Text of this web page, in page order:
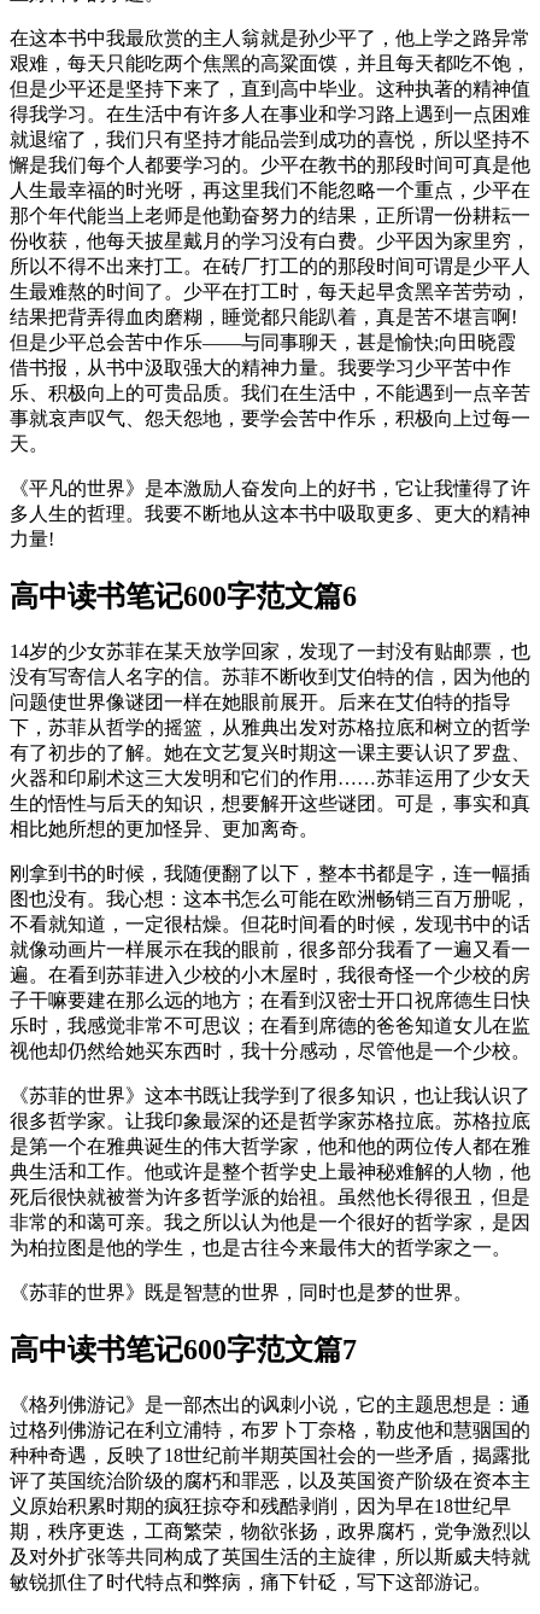
在这本书中我最欣赏的主人翁就是孙少平了，他上学之路异常
艰难，每天只能吃两个焦黑的高粱面馍，并且每天都吃不饱，
但是少平还是坚持下来了，直到高中毕业。这种执著的精神值
得我学习。在生活中有许多人在事业和学习路上遇到一点困难
就退缩了，我们只有坚持才能品尝到成功的喜悦，所以坚持不
懈是我们每个人都要学习的。少平在教书的那段时间可真是他
人生最幸福的时光呀，再这里我们不能忽略一个重点，少平在
那个年代能当上老师是他勤奋努力的结果，正所谓一份耕耘一
份收获，他每天披星戴月的学习没有白费。少平因为家里穷，
所以不得不出来打工。在砖厂打工的的那段时间可谓是少平人
生最难熬的时间了。少平在打工时，每天起早贪黑辛苦劳动，
结果把背弄得血肉磨糊，睡觉都只能趴着，真是苦不堪言啊!
但是少平总会苦中作乐——与同事聊天，甚是愉快;向田晓霞
借书报，从书中汲取强大的精神力量。我要学习少平苦中作
乐、积极向上的可贵品质。我们在生活中，不能遇到一点辛苦
事就哀声叹气、怨天怨地，要学会苦中作乐，积极向上过每一
天。
《平凡的世界》是本激励人奋发向上的好书，它让我懂得了许
多人生的哲理。我要不断地从这本书中吸取更多、更大的精神
力量!
高中读书笔记600字范文篇6
14岁的少女苏菲在某天放学回家，发现了一封没有贴邮票，也
没有写寄信人名字的信。苏菲不断收到艾伯特的信，因为他的
问题使世界像谜团一样在她眼前展开。后来在艾伯特的指导
下，苏菲从哲学的摇篮，从雅典出发对苏格拉底和树立的哲学
有了初步的了解。她在文艺复兴时期这一课主要认识了罗盘、
火器和印刷术这三大发明和它们的作用……苏菲运用了少女天
生的悟性与后天的知识，想要解开这些谜团。可是，事实和真
相比她所想的更加怪异、更加离奇。
刚拿到书的时候，我随便翻了以下，整本书都是字，连一幅插
图也没有。我心想：这本书怎么可能在欧洲畅销三百万册呢，
不看就知道，一定很枯燥。但花时间看的时候，发现书中的话
就像动画片一样展示在我的眼前，很多部分我看了一遍又看一
遍。在看到苏菲进入少校的小木屋时，我很奇怪一个少校的房
子干嘛要建在那么远的地方；在看到汉密士开口祝席德生日快
乐时，我感觉非常不可思议；在看到席德的爸爸知道女儿在监
视他却仍然给她买东西时，我十分感动，尽管他是一个少校。
《苏菲的世界》这本书既让我学到了很多知识，也让我认识了
很多哲学家。让我印象最深的还是哲学家苏格拉底。苏格拉底
是第一个在雅典诞生的伟大哲学家，他和他的两位传人都在雅
典生活和工作。他或许是整个哲学史上最神秘难解的人物，他
死后很快就被誉为许多哲学派的始祖。虽然他长得很丑，但是
非常的和蔼可亲。我之所以认为他是一个很好的哲学家，是因
为柏拉图是他的学生，也是古往今来最伟大的哲学家之一。
《苏菲的世界》既是智慧的世界，同时也是梦的世界。
高中读书笔记600字范文篇7
《格列佛游记》是一部杰出的讽刺小说，它的主题思想是：通
过格列佛游记在利立浦特，布罗卜丁奈格，勒皮他和慧骃国的
种种奇遇，反映了18世纪前半期英国社会的一些矛盾，揭露批
评了英国统治阶级的腐朽和罪恶，以及英国资产阶级在资本主
义原始积累时期的疯狂掠夺和残酷剥削，因为早在18世纪早
期，秩序更迭，工商繁荣，物欲张扬，政界腐朽，党争激烈以
及对外扩张等共同构成了英国生活的主旋律，所以斯威夫特就
敏锐抓住了时代特点和弊病，痛下针砭，写下这部游记。